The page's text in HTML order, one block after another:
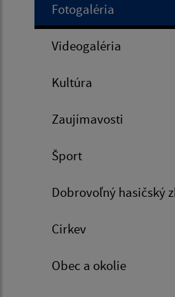
Fotogaléria
Videogaléria
Kultúra
Zaujímavosti
Šport
Dobrovoľný hasičský
Cirkev
Obec a okolie